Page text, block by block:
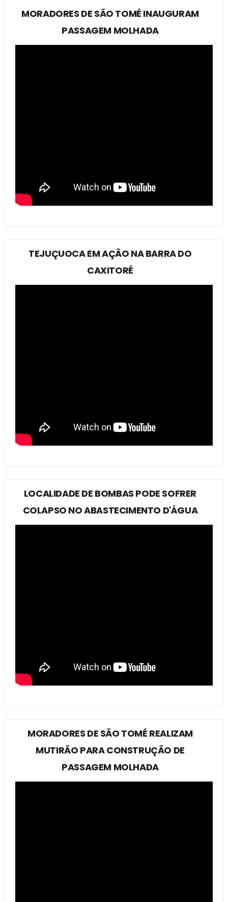
MORADORES DE SÃO TOMÉ INAUGURAM
PASSAGEM MOLHADA
TEJUÇUOCA EM AÇÃO NA BARRA DO
CAXITORÉ
LOCALIDADE DE BOMBAS PODE SOFRER
COLAPSO NO ABASTECIMENTO D'ÁGUA
MORADORES DE SÃO TOMÉ REALIZAM
MUTIRÃO PARA CONSTRUÇÃO DE
PASSAGEM MOLHADA